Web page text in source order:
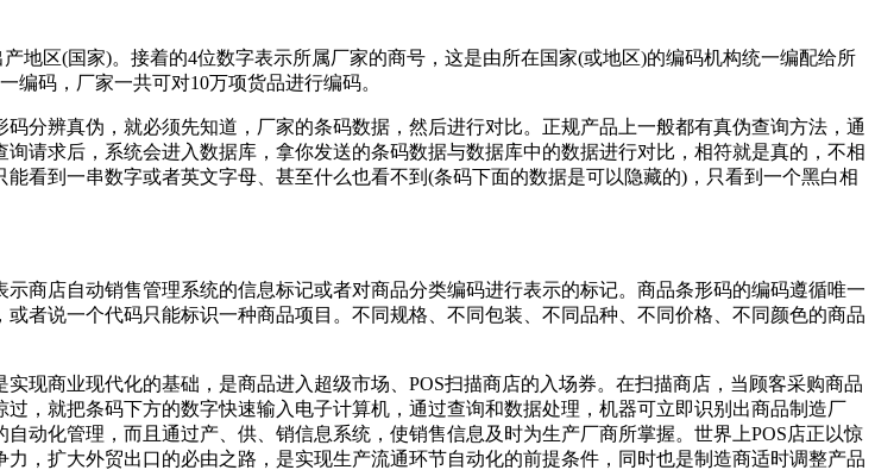
地区(国家)。接着的4位数字表示所属厂家的商号，这是由所在国家(或地区)的编码机构统一编配给所
码，厂家一共可对10万项货品进行编码。
分辨真伪，就必须先知道，厂家的条码数据，然后进行对比。正规产品上一般都有真伪查询方法，通
请求后，系统会进入数据库，拿你发送的条码数据与数据库中的数据进行对比，相符就是真的，不相
看到一串数字或者英文字母、甚至什么也看不到(条码下面的数据是可以隐藏的)，只看到一个黑白相
商店自动销售管理系统的信息标记或者对商品分类编码进行表示的标记。商品条形码的编码遵循唯一
者说一个代码只能标识一种商品项目。不同规格、不同包装、不同品种、不同价格、不同颜色的商品
现商业现代化的基础，是商品进入超级市场、POS扫描商店的入场券。在扫描商店，当顾客采购商品
，就把条码下方的数字快速输入电子计算机，通过查询和数据处理，机器可立即识别出商品制造厂
动化管理，而且通过产、供、销信息系统，使销售信息及时为生产厂商所掌握。世界上POS店正以惊
，扩大外贸出口的必由之路，是实现生产流通环节自动化的前提条件，同时也是制造商适时调整产品